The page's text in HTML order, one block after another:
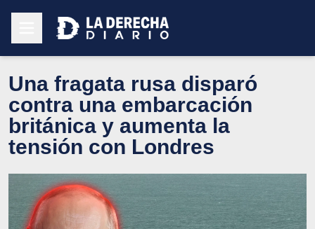
Una fragata rusa disparó
contra una embarcación
británica y aumenta la
tensión con Londres